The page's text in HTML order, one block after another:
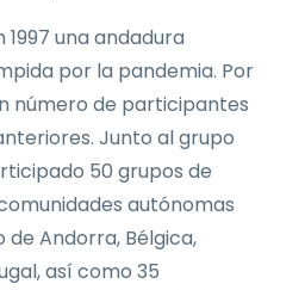
una andadura
por la pandemia. Por
número de participantes
Junto al grupo
50 grupos de
autónomas
de Andorra, Bélgica,
así como 35